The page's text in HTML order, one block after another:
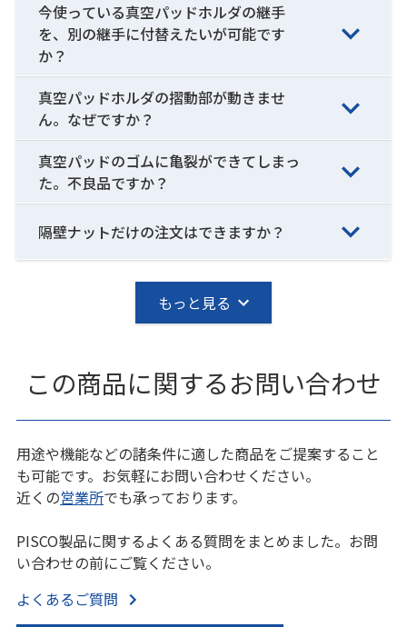
今使っている真空パッドホルダの継手
を、別の継手に付替えたいが可能です
か？
真空パッドホルダの摺動部が動きませ
ん。なぜですか？
真空パッドのゴムに亀裂ができてしまっ
た。不良品ですか？
隔壁ナットだけの注文はできますか？
もっと見る
この商品に関するお問い合わせ
用途や機能などの諸条件に適した商品をご提案すること
も可能です。お気軽にお問い合わせください。
近くの営業所でも承っております。
PISCO製品に関するよくある質問をまとめました。お問
い合わせの前にご覧ください。
よくあるご質問